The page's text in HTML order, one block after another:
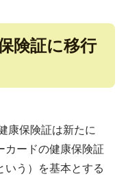
険証に移行
康保険証は新たに
カードの健康保険証
いう）を基本とする